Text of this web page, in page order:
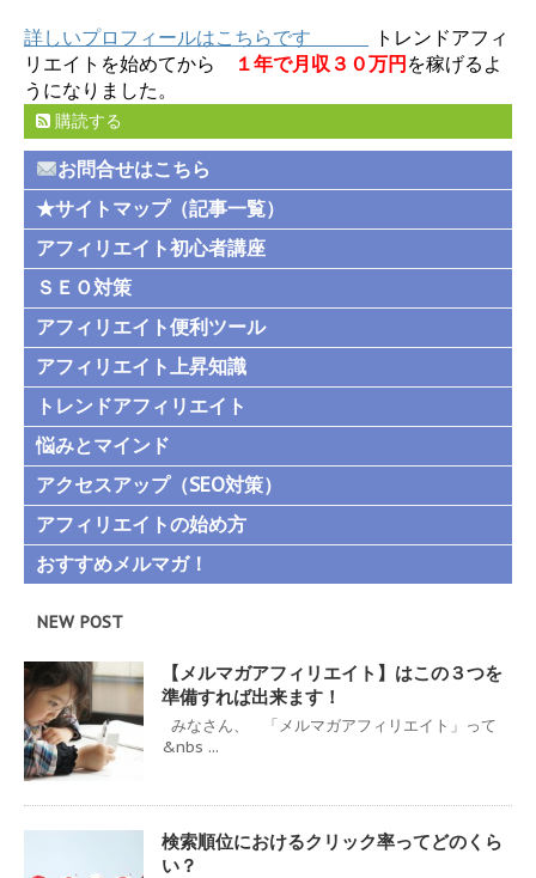
詳しいプロフィールはこちらです
トレンドアフィ
リエイトを始めてから
１年で月収３０万円 を稼げるよ
うになりました。
購読する
お問合せはこちら
★サイトマップ（記事一覧）
アフィリエイト初心者講座
ＳＥＯ対策
アフィリエイト便利ツール
アフィリエイト上昇知識
トレンドアフィリエイト
悩みとマインド
アクセスアップ（SEO対策）
アフィリエイトの始め方
おすすめメルマガ！
NEW POST
【メルマガアフィリエイト】はこの３つを
準備すれば出来ます！
みなさん、 「メルマガアフィリエイト」って
&nbs ...
検索順位におけるクリック率ってどのくら
い？